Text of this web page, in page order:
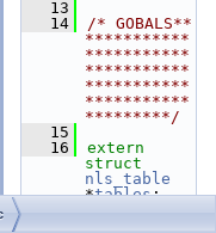
   13
   14
/* GOBALS**
***********
***********
***********
***********
***********
*********/
   15
   16
extern
nls_table
*tables;